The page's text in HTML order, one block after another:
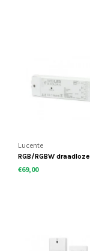
Lucente
RGB/RGBW draadloze
controller
€69,00